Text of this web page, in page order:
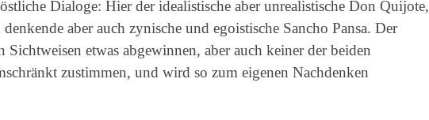
Dialoge: Hier der idealistische aber unrealistische Don Quijote,
aber auch zynische und egoistische Sancho Pansa. Der
Sichtweisen etwas abgewinnen, aber auch keiner der beiden
zustimmen, und wird so zum eigenen Nachdenken